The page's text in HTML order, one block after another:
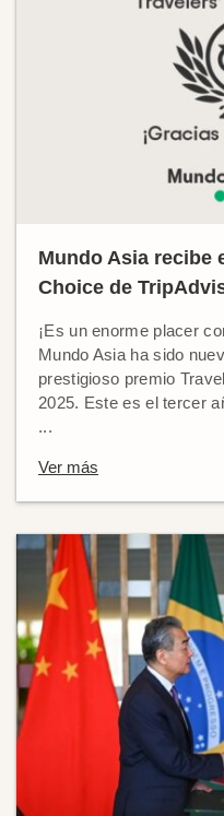
Mundo Asia recibe
Choice de
¡Es un enorme placer
Mundo Asia ha sido
prestigioso premio
2025. Este es el tercer
...
Ver más